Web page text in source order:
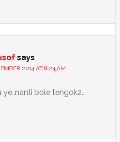
says
2014 AT 8:24 AM
ye..nanti bole tengok2..